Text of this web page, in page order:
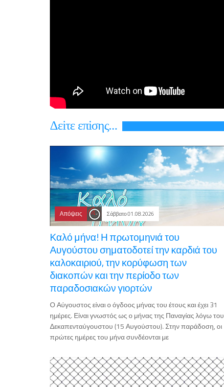
Δεiτε επiσης...
Απόψεις Σάββατο 01.08.2026
Καλό μήνα! Η πρωτομηνιά του
Αυγούστου σηματοδοτεί την καρδιά του
καλοκαιριού, την κορύφωση των
διακοπών και την περίοδο των
παραδοσιακών γιορτών
Ο Αύγουστος είναι ο όγδοος μήνας του έτους και έχει 31
ημέρες. Είναι γνωστός ως ο μήνας της Παναγίας λόγω του
Δεκαπενταύγουστου (15 Αυγούστου). Στην παράδοση, οι
πρώτες ημέρες του μήνα συνδέονται με